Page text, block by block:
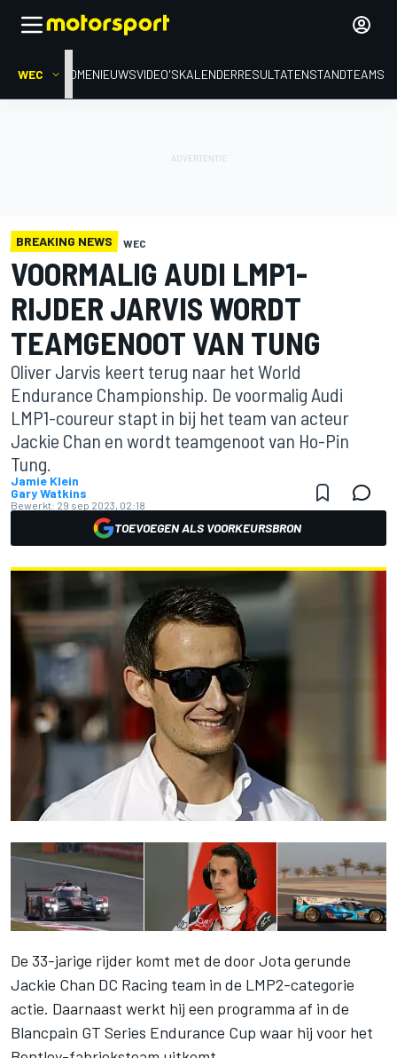
WEC HOMENIEUWSVIDEO'SKALENDERRESULTATENSTANDTEAMS
BREAKING NEWS WEC
VOORMALIG AUDI LMP1-
RIJDER JARVIS WORDT
TEAMGENOOT VAN TUNG
Oliver Jarvis keert terug naar het World
Endurance Championship. De voormalig Audi
LMP1-coureur stapt in bij het team van acteur
Jackie Chan en wordt teamgenoot van Ho-Pin
Tung.
Jamie Klein
Gary Watkins
Bewerkt: 29 sep 2023, 02:18
TOEVOEGEN ALS VOORKEURSBRON
De 33-jarige rijder komt met de door Jota gerunde
Jackie Chan DC Racing team in de LMP2-categorie
actie. Daarnaast werkt hij een programma af in de
Blancpain GT Series Endurance Cup waar hij voor het